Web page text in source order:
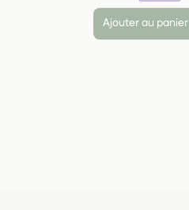
Ajouter au panier